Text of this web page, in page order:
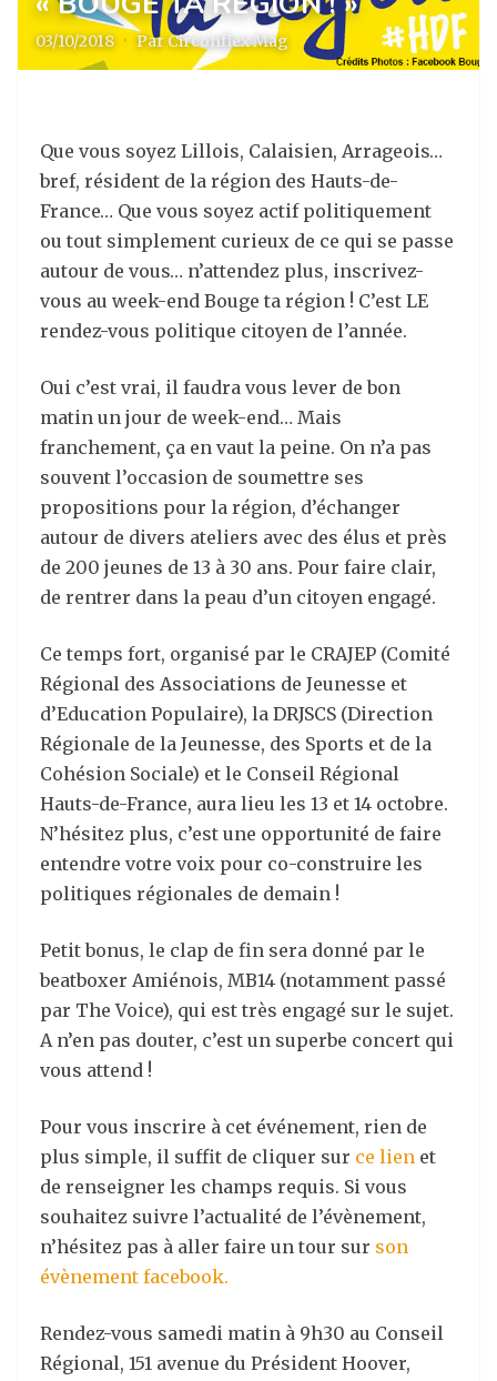
03/10/2018 · Par Circonflex Mag
Que vous soyez Lillois, Calaisien, Arrageois…
bref, résident de la région des Hauts-de-
France… Que vous soyez actif politiquement
ou tout simplement curieux de ce qui se passe
autour de vous… n’attendez plus, inscrivez-
vous au week-end Bouge ta région ! C’est LE
rendez-vous politique citoyen de l’année.
Oui c’est vrai, il faudra vous lever de bon
matin un jour de week-end… Mais
franchement, ça en vaut la peine. On n’a pas
souvent l’occasion de soumettre ses
propositions pour la région, d’échanger
autour de divers ateliers avec des élus et près
de 200 jeunes de 13 à 30 ans. Pour faire clair,
de rentrer dans la peau d’un citoyen engagé.
Ce temps fort, organisé par le CRAJEP (Comité
Régional des Associations de Jeunesse et
d’Education Populaire), la DRJSCS (Direction
Régionale de la Jeunesse, des Sports et de la
Cohésion Sociale) et le Conseil Régional
Hauts-de-France, aura lieu les 13 et 14 octobre.
N’hésitez plus, c’est une opportunité de faire
entendre votre voix pour co-construire les
politiques régionales de demain !
Petit bonus, le clap de fin sera donné par le
beatboxer Amiénois, MB14 (notamment passé
par The Voice), qui est très engagé sur le sujet.
A n’en pas douter, c’est un superbe concert qui
vous attend !
Pour vous inscrire à cet événement, rien de
plus simple, il suffit de cliquer sur ce lien et
de renseigner les champs requis. Si vous
souhaitez suivre l’actualité de l’évènement,
n’hésitez pas à aller faire un tour sur son
évènement facebook.
Rendez-vous samedi matin à 9h30 au Conseil
Régional, 151 avenue du Président Hoover,